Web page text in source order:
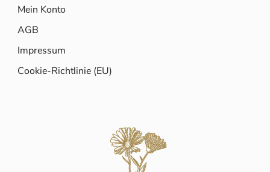
Mein Konto
AGB
Impressum
Cookie-Richtlinie (EU)